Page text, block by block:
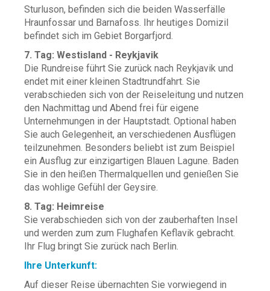
Sturluson, befinden sich die beiden Wasserfälle
Hraunfossar und Barnafoss. Ihr heutiges Domizil
befindet sich im Gebiet Borgarfjord.
7. Tag: Westisland - Reykjavik
Die Rundreise führt Sie zurück nach Reykjavik und
endet mit einer kleinen Stadtrundfahrt. Sie
verabschieden sich von der Reiseleitung und nutzen
den Nachmittag und Abend frei für eigene
Unternehmungen in der Hauptstadt. Optional haben
Sie auch Gelegenheit, an verschiedenen Ausflügen
teilzunehmen. Besonders beliebt ist zum Beispiel
ein Ausflug zur einzigartigen Blauen Lagune. Baden
Sie in den heißen Thermalquellen und genießen Sie
das wohlige Gefühl der Geysire.
8. Tag: Heimreise
Sie verabschieden sich von der zauberhaften Insel
und werden zum zum Flughafen Keflavik gebracht.
Ihr Flug bringt Sie zurück nach Berlin.
Ihre Unterkunft:
Auf dieser Reise übernachten Sie vorwiegend in